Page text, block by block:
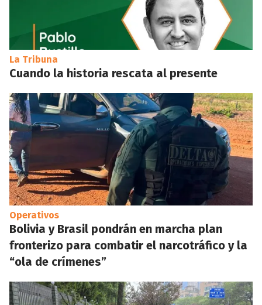
La Tribuna
Cuando la historia rescata al presente
Operativos
Bolivia y Brasil pondrán en marcha plan
fronterizo para combatir el narcotráfico y la
“ola de crímenes”